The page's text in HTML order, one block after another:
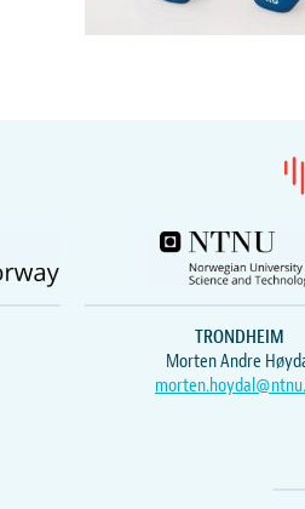
TRONDHEIM
Morten Andre